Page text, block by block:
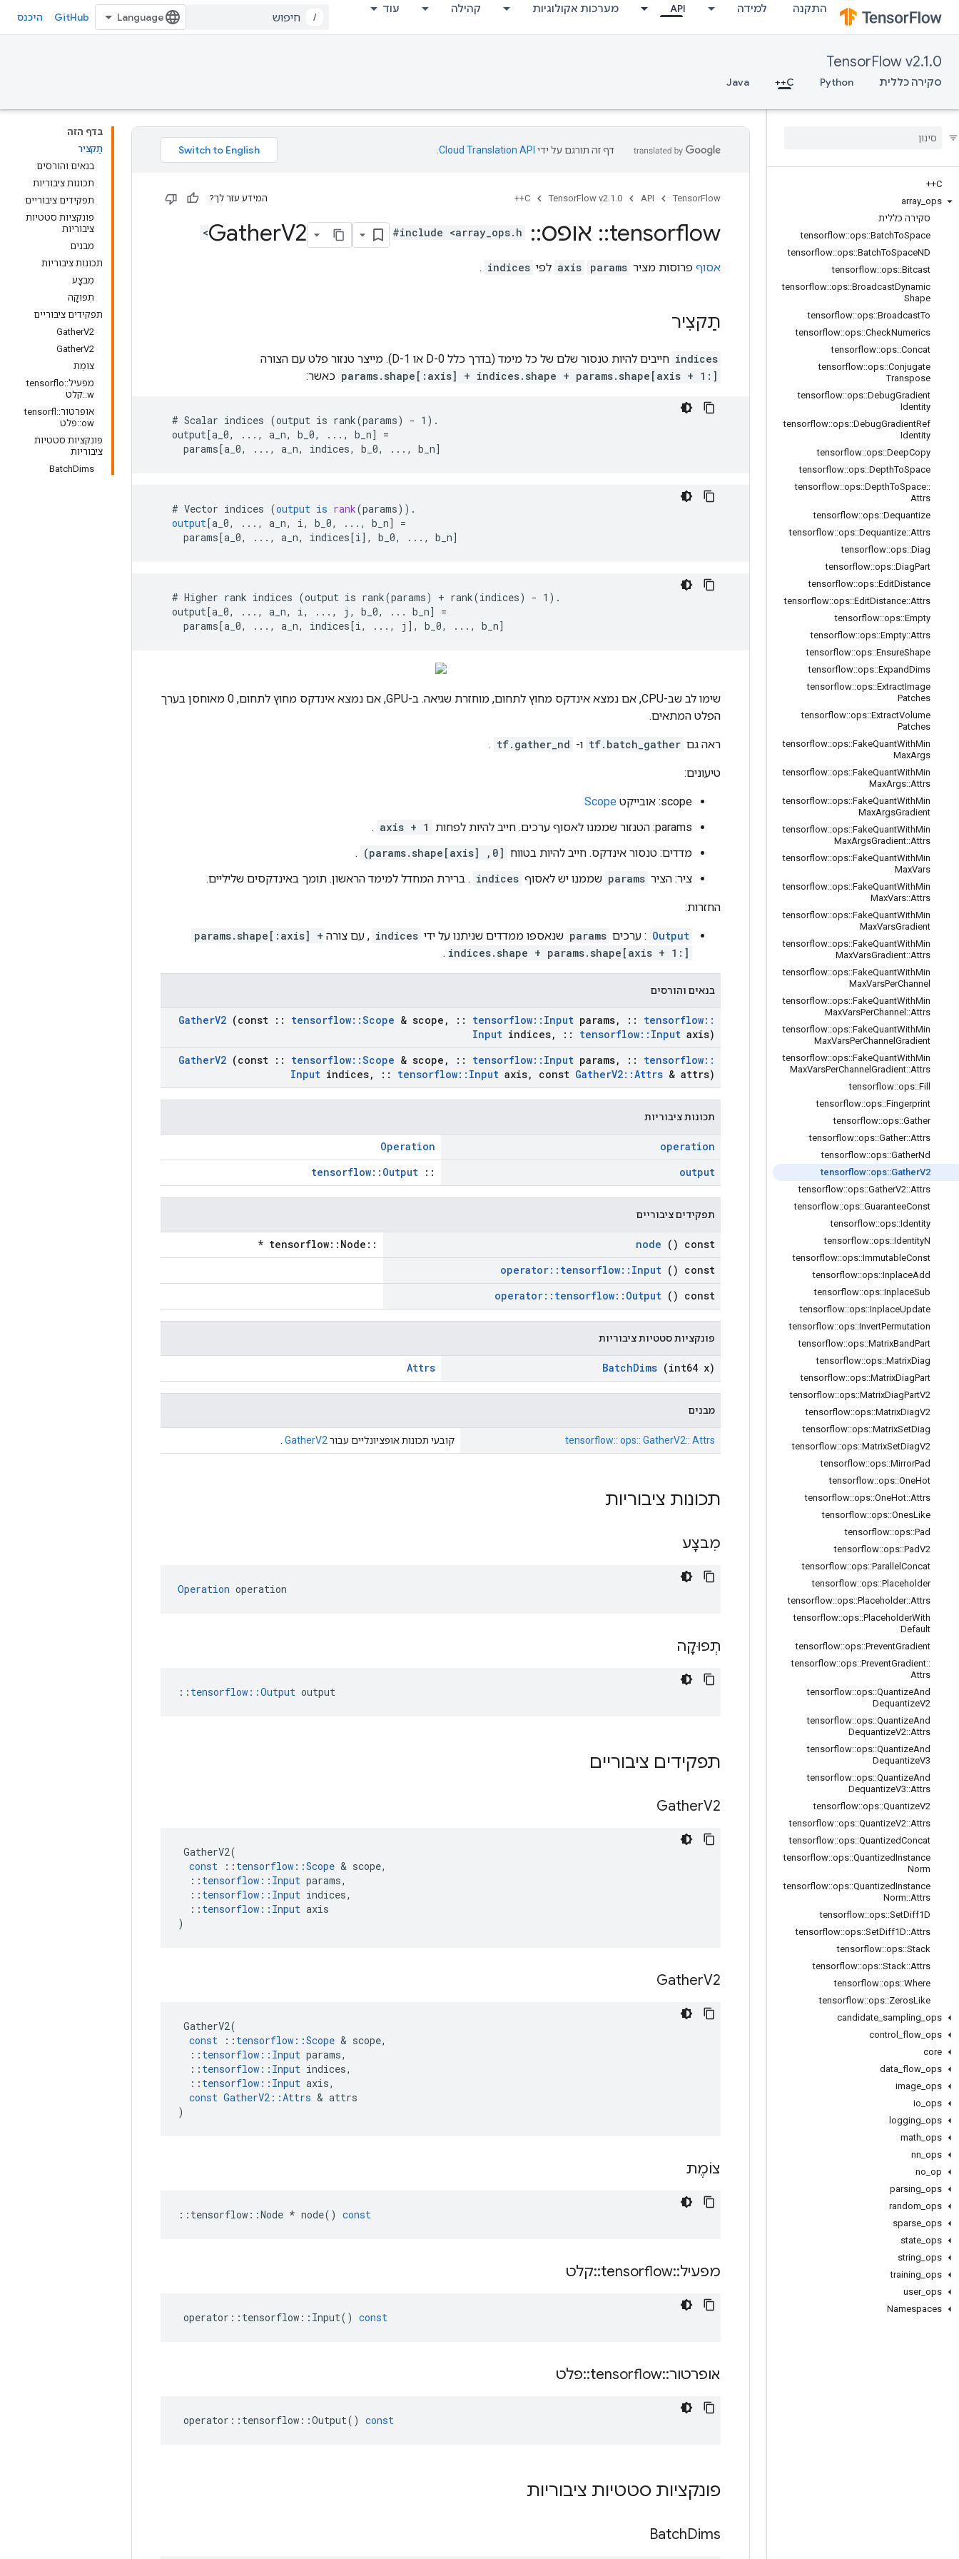
התקנה למידה API מערכות אקולוגיות קהילה עוד
/
GitHub היכנס
TensorFlow v2.1.0
סקירה כללית Python
C++
Java
C++
array ops
סקירה כללית
tensorflow::ops::BatchToSpace
tensorflow::ops::BatchToSpaceND
tensorflow::ops::Bitcast
tensorflow::ops::BroadcastDynamic
Shape
tensorflow::ops::BroadcastTo
tensorflow::ops::CheckNumerics
tensorflow::ops::Concat
tensorflow::ops::Conjugate
Transpose
tensorflow::ops::DebugGradient
Identity
tensorflow::ops::DebugGradientRef
Identity
tensorflow::ops::DeepCopy
tensorflow::ops::DepthToSpace
tensorflow::ops::DepthToSpace::
Attrs
tensorflow::ops::Dequantize
tensorflow::ops::Dequantize::Attrs
tensorflow::ops::Diag
tensorflow::ops::DiagPart
tensorflow::ops::EditDistance
tensorflow::ops::EditDistance::Attrs
tensorflow::ops::Empty
tensorflow::ops::Empty::Attrs
tensorflow::ops::EnsureShape
tensorflow::ops::ExpandDims
tensorflow::ops::ExtractImage
Patches
tensorflow::ops::ExtractVolume
Patches
tensorflow::ops::FakeQuantWithMin
MaxArgs
tensorflow::ops::FakeQuantWithMin
MaxArgs::Attrs
tensorflow::ops::FakeQuantWithMin
MaxArgsGradient
tensorflow::ops::FakeQuantWithMin
MaxArgsGradient::Attrs
tensorflow::ops::FakeQuantWithMin
MaxVars
tensorflow::ops::FakeQuantWithMin
MaxVars::Attrs
tensorflow::ops::FakeQuantWithMin
MaxVarsGradient
tensorflow::ops::FakeQuantWithMin
MaxVarsGradient::Attrs
tensorflow::ops::FakeQuantWithMin
MaxVarsPerChannel
tensorflow::ops::FakeQuantWithMin
MaxVarsPerChannel ::Attrs
tensorflow::ops::FakeQuantWithMin
MaxVarsPerChannel Gradient
tensorflow::ops::FakeQuantWithMin
MaxVarsPerChannel Gradient::Attrs
tensorflow::ops::Fill
tensorflow::ops::Fingerprint
tensorflow::ops::Gather
tensorflow::ops::Gather::Attrs
tensorflow::ops::GatherNd
tensorflow::ops::GatherV2
tensorflow::ops::GatherV2::Attrs
tensorflow::ops::GuaranteeConst
tensorflow::ops::Identity
tensorflow::ops::IdentityN
tensorflow::ops::ImmutableConst
tensorflow::ops::InplaceAdd
tensorflow::ops::InplaceSub
tensorflow::ops::InplaceUpdate
tensorflow::ops::InvertPermutation
tensorflow::ops::MatrixBandPart
tensorflow::ops::MatrixDiag
tensorflow::ops::MatrixDiagPart
tensorflow::ops::MatrixDiagPartV2
tensorflow::ops::MatrixDiagV2
tensorflow::ops::MatrixSetDiag
tensorflow::ops::MatrixSetDiagV2
tensorflow::ops::MirrorPad
tensorflow::ops::OneHot
tensorflow::ops::OneHot::Attrs
tensorflow::ops::OnesLike
tensorflow::ops::Pad
tensorflow::ops::PadV2
tensorflow::ops::Parallel Concat
tensorflow::ops::Placeholder
tensorflow::ops::Placeholder::Attrs
tensorflow::ops::PlaceholderWith
Default
tensorflow::ops::PreventGradient
tensorflow::ops::PreventGradient::
Attrs
tensorflow::ops::QuantizeAnd
DequantizeV2
tensorflow::ops::QuantizeAnd
DequantizeV2::Attrs
tensorflow::ops::QuantizeAnd
DequantizeV3
tensorflow::ops::QuantizeAnd
DequantizeV3::Attrs
tensorflow::ops::QuantizeV2
tensorflow::ops::QuantizeV2::Attrs
tensorflow::ops::QuantizedConcat
tensorflow::ops::QuantizedInstance
Norm
tensorflow::ops::QuantizedInstance
Norm::Attrs
tensorflow::ops::SetDiff1D
tensorflow::ops::SetDiff1D::Attrs
tensorflow::ops::Stack
tensorflow::ops::Stack::Attrs
tensorflow::ops::Where
tensorflow::ops::ZerosLike
candidate sampling ops
control
flow ops
core
data flow ops
image ops
io ops
logging ops
math ops
nn ops
no op
parsing ops
random ops
sparse ops
state ops
string ops
training ops
user_ ops
Namespaces
בדף הזה
תַקצִיר
בנאים והורסים
תכונות ציבוריות
תפקידים ציבוריים
פונקציות סטטיות
ציבוריות
מבנים
תכונות ציבוריות
מִבצָע
תְפוּקָה
תפקידים ציבוריים
GatherV2
GatherV2
צוֹמֶת
מפעיל::tensorflo
w::קלט
אופרטור::tensorfl
ow::פלט
פונקציות סטטיות
ציבוריות
BatchDims
דף זה תורגם על ידי Cloud Translation API
TensorFlow
API
TensorFlow v2.1.0
C++ המידע עזר לך?
tensorflow
:: אופס::
V2 #include <array_ops.h>
אסוף פרוסות מציר axis params לפי indices
.
תַקצִיר
indices חייבים להיות טנסור שלם של כל מימד (בדרך כלל 0-D או 1-D). מייצר טנזור פלט עם הצורה
params.shape[:axis] + indices.shape + params.shape[axis + 1:] כאשר:
    # Scalar indices (output is rank(params) - 1).
    output[a_0, ..., a_n, b_0, ..., b_n] =
      params[a_0, ..., a_n, indices, b_0, ..., b_n]
    #
Vector indices (output is rank(params)).
output[a_0, ..., a_n, i, b_0, ..., b_n]
=
params[a_0, ..., a_n, indices[i] , b_0, ..., b_n]
    # Higher rank indices (output is rank(params) + rank(indices) - 1).
    output[a_0, ..., a_n, i, ..., j, b_0, ... b_n] =
      params[a_0, ..., a_n, indices[i, ..., j], b_0, ..., b_n]
שימו לב שב-CPU, אם נמצא אינדקס מחוץ לתחום, מוחזרת שגיאה. ב-GPU, אם נמצא אינדקס מחוץ לתחום, 0 מאוחסן בערך
הפלט המתאים.
ראה גם tf.batch_gather ו- tf.gather_nd
.
טיעונים:
scope: אובייקט
Scope
params: הטנזור שממנו לאסוף ערכים. חייב להיות לפחות
axis + 1
.
מדדים: טנסור אינדקס. חייב להיות בטווח [0, params.shape[axis])
.
ציר: הציר params שממנו יש לאסוף indices . ברירת המחדל למימד הראשון. תומך באינדקסים שליליים.
החזרות:
Output : ערכים params שנאספו ממדדים שניתנו על ידי indices , עם צורה params.shape[:axis] +
indices.shape + params.shape[axis + 1:]
.
בנאים והורסים
GatherV2 (const :: tensorflow::Scope & scope , :: tensorflow:: Input params, :: tensorflow::
Input indices, :: tensorflow:: Input axis)
GatherV2 (const :: tensorflow::Scope & scope , :: tensorflow:: Input params, :: tensorflow::
Input indices, :: tensorflow:: Input axis, const GatherV2::Attrs & attrs)
תכונות ציבוריות
operation
Operation
output
::
tensorflow::Output
תפקידים ציבוריים
node () const
::tensorflow::Node *
operator:: tensorflow:: Input () const
operator:: tensorflow:: Output () const
פונקציות סטטיות ציבוריות
BatchDims (int64 x)
Attrs
מבנים
tensorflow:: ops:: GatherV2:: Attrs קובעי תכונות אופציונליים עבור GatherV2
תכונות ציבוריות
מִבצָע
Operation operation
תְפוּקָה
:: tensorflow::Output output
תפקידים ציבוריים
GatherV2
GatherV2(
const
:: tensorflow ::Scope & scope,
:: tensorflow :: Input params,
:: tensorflow :: Input indices,
:: tensorflow :: Input axis
)
GatherV2
GatherV2(
const
:: tensorflow ::Scope & scope,
:: tensorflow :: Input params,
:: tensorflow :: Input indices,
:: tensorflow :: Input axis,
const GatherV2 ::Attrs & attrs
)
צוֹמֶת
:: tensorflow ::Node * node() const
מפעיל::
tensorflow
::קלט
operator :: tensorflow :: Input() const
אופרטור::
tensorflow
::פלט
operator :: tensorflow ::Output() const
פונקציות סטטיות ציבוריות
BatchDims